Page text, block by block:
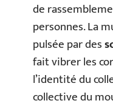
de
personnes. La
pulsée par des
fait vibrer les
l’identité du
collective du